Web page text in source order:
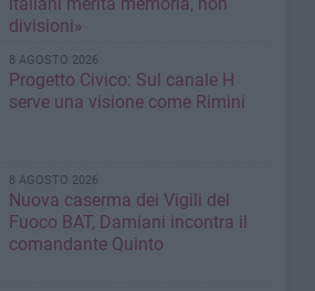
divisioni»
8 AGOSTO 2026
Progetto Civico: Sul canale H
serve una visione come Rimini
8 AGOSTO 2026
Nuova caserma dei Vigili del
Fuoco BAT, Damiani incontra il
comandante Quinto